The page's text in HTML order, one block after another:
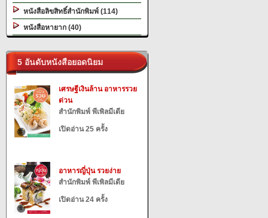
หนังสือลิขสิทธิ์สำนักพิมพ์ (114)
หนังสือหายาก (40)
5 อันดับหนังสือยอดนิยม
เศรษฐีเงินล้าน อาหารรวย
ด่วน
สำนักพิมพ์ พีเพิลมีเดีย
เปิดอ่าน 25 ครั้ง
อาหารญี่ปุ่น รวยง่าย
สำนักพิมพ์ พีเพิลมีเดีย
เปิดอ่าน 24 ครั้ง